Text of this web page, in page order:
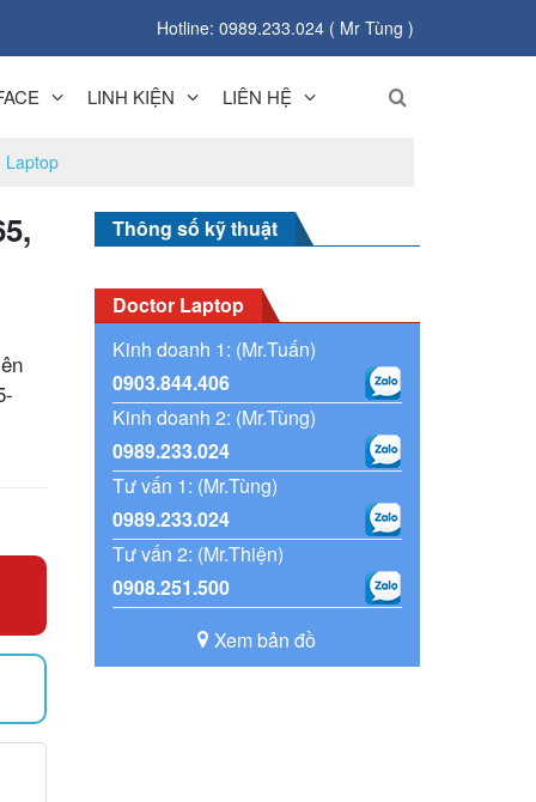
Hotline: 0989.233.024 ( Mr Tùng )
LINH KIỆN LIÊN HỆ
Laptop
Thông số kỹ thuật
Doctor Laptop
Kinh doanh 1: (Mr.Tuấn)
0903.844.406
Kinh doanh 2: (Mr.Tùng)
0989.233.024
Tư vấn 1: (Mr.Tùng)
0989.233.024
Tư vấn 2: (Mr.Thiện)
0908.251.500
Xem bản đồ